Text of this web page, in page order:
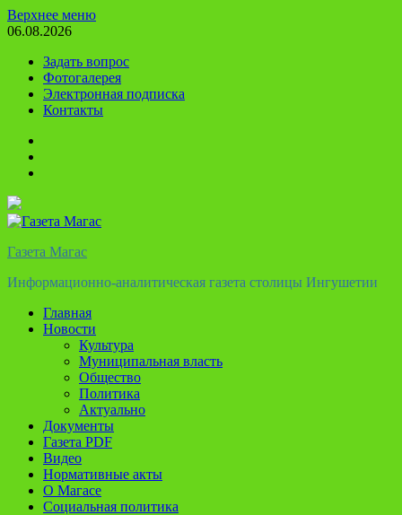
Перейти
к
Верхнее меню
06.08.2026
Задать вопрос
Фотогалерея
Электронная подписка
Контакты
Газета Магас
Информационно-аналитическая газета столицы Ингушетии
Главная
Новости
Культура
Муниципальная власть
Общество
Политика
Актуально
Документы
Газета PDF
Видео
Нормативные акты
О Магасе
Социальная политика